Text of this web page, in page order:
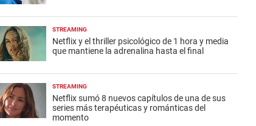
STREAMING
Netflix y el thriller psicológico de 1 hora y media
que mantiene la adrenalina hasta el final
STREAMING
Netflix sumó 8 nuevos capítulos de una de sus
series más terapéuticas y románticas del
momento